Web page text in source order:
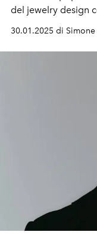
del jewelry design
30.01.2025 di Simone